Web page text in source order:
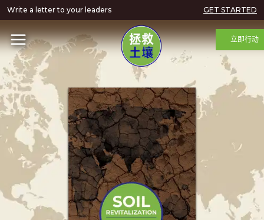
Write a letter to your leaders GET STARTED
立即行动